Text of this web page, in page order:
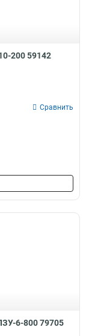
200 59142
Сравнить
6-800 79705